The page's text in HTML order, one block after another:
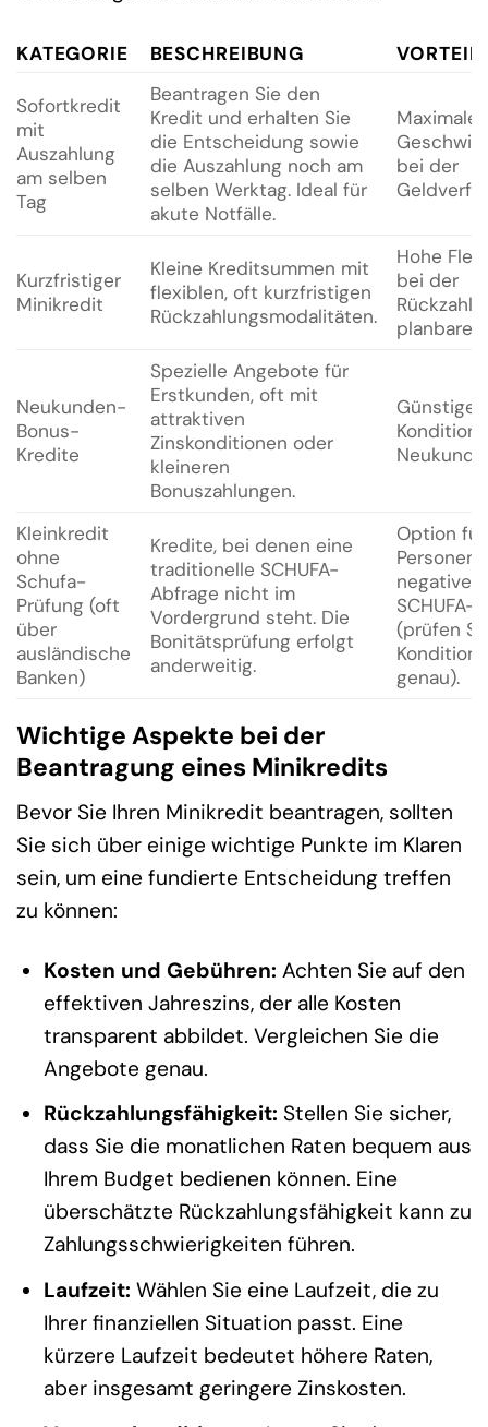
KATEGORIE BESCHREIBUNG
Sofortkredit
mit
Auszahlung
am selben
Tag
Beantragen Sie den
Kredit und erhalten Sie
die Entscheidung sowie
die Auszahlung noch am
selben Werktag. Ideal für
akute Notfälle.
Maximale
bei der
Kurzfristiger
Minikredit
Kleine Kreditsummen mit
flexiblen, oft kurzfristigen
Rückzahlungsmodalitäten.
Hohe
bei der
planbare
Neukunden-
Bonus-
Kredite
Spezielle Angebote für
Erstkunden, oft mit
attraktiven
Zinskonditionen oder
kleineren
Bonuszahlungen.
Kleinkredit
ohne
Schufa-
Prüfung (oft
über
ausländische
Banken)
Kredite, bei denen eine
traditionelle SCHUFA-
Abfrage nicht im
Vordergrund steht. Die
Bonitätsprüfung erfolgt
anderweitig.
Option für
Personen
negativer
SCHUFA-
(prüfen
genau).
Wichtige Aspekte bei der
Beantragung eines Minikredits
Bevor Sie Ihren Minikredit beantragen, sollten
Sie sich über einige wichtige Punkte im Klaren
sein, um eine fundierte Entscheidung treffen
zu können:
Kosten und Gebühren: Achten Sie auf den
effektiven Jahreszins, der alle Kosten
transparent abbildet. Vergleichen Sie die
Angebote genau.
Rückzahlungsfähigkeit: Stellen Sie sicher,
dass Sie die monatlichen Raten bequem aus
Ihrem Budget bedienen können. Eine
überschätzte Rückzahlungsfähigkeit kann zu
Zahlungsschwierigkeiten führen.
Laufzeit: Wählen Sie eine Laufzeit, die zu
Ihrer finanziellen Situation passt. Eine
kürzere Laufzeit bedeutet höhere Raten,
aber insgesamt geringere Zinskosten.